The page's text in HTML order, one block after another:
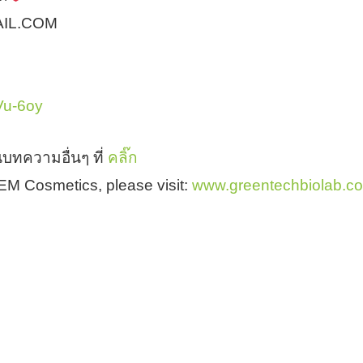
6oy
บทความอื่นๆ ที่ คลิ๊ก
Cosmetics, please visit: